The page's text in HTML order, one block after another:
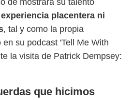
de mostrara su talento
placentera ni
, tal y como la propia
su podcast 'Tell Me With
la visita de Patrick Dempsey:
que hicimos